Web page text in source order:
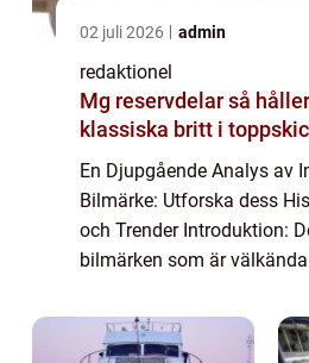
02 juli 2026 admin
redaktionel
Mg reservdelar så håller du din
klassiska britt i
En Djupgående Analys av
Bilmärke: Utforska dess
och Trender Introduktion:
bilmärken som är
vad händer med de
popul...